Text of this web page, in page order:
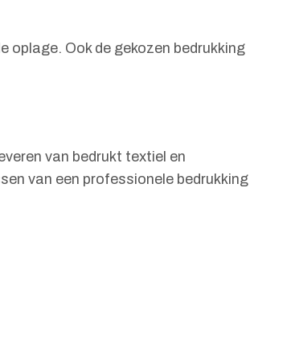
oplage. Ook de gekozen bedrukking
van bedrukt textiel en
van een professionele bedrukking